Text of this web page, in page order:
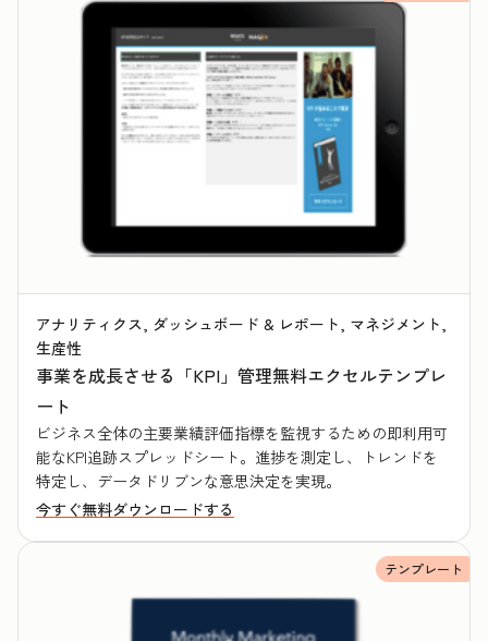
アナリティクス, ダッシュボード & レポート, マネジメント,
生産性
事業を成長させる「KPI」管理無料エクセルテンプレ
ート
ビジネス全体の主要業績評価指標を監視するための即利用可
能なKPI追跡スプレッドシート。進捗を測定し、トレンドを
特定し、データドリブンな意思決定を実現。
今すぐ無料ダウンロードする
テンプレート